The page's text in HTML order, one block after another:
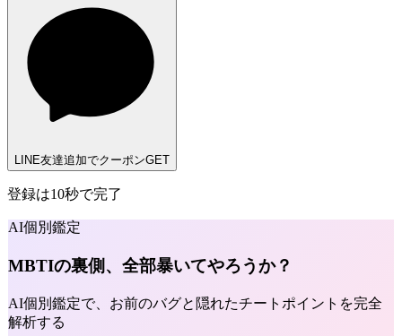
LINE友達追加でクーポンGET
登録は10秒で完了
AI個別鑑定
MBTIの裏側、全部暴いてやろうか？
AI個別鑑定で、お前のバグと隠れたチートポイントを完全
解析する